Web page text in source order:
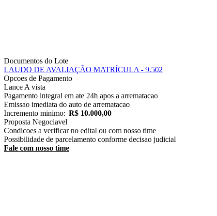
Documentos do Lote
LAUDO DE AVALIAÇÃO MATRÍCULA - 9.502
Opcoes de Pagamento
Lance A vista
Pagamento integral em ate 24h apos a arrematacao
Emissao imediata do auto de arrematacao
Incremento minimo: R$ 10.000,00
Proposta Negociavel
Condicoes a verificar no edital ou com nosso time
Possibilidade de parcelamento conforme decisao judicial
Fale com nosso time